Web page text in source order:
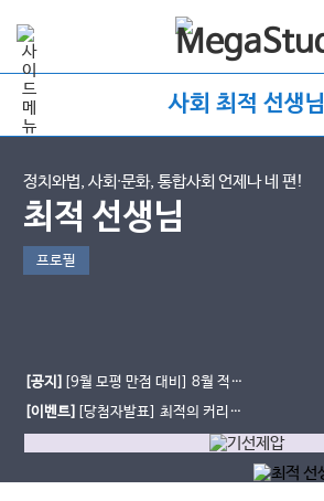
사회 최적 선생님
정치와법, 사회∙문화, 통합사회 언제나 네 편!
최적 선생님
프로필
[공지] [9월 모평 만점 대비] 8월 적자
생존 모의고사 일정 및 신청 방법(대치
MEXX)
[이벤트] [당첨자발표] 최적의 커리큘
럼 이벤트